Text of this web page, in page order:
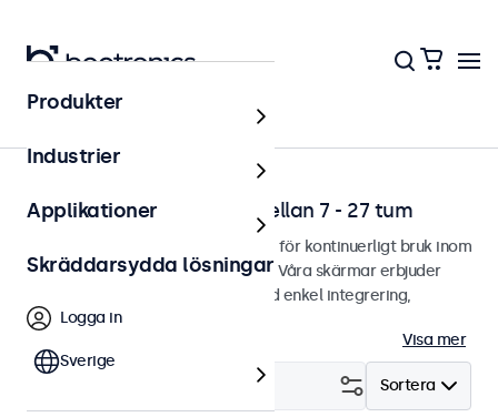
Hem
Professionella skärmar mellan 7 - 27 tum
Professionella skärmar designade för kontinuerligt bruk inom
utmanande användningsområden. Våra skärmar erbjuder
gott om monteringsalternativ med enkel integrering,
anpassat utefter alla miljöer.
Visa mer
Sortera
Produkter
Industrier
Applikationer
Skräddarsydda lösningar
Logga in
Sverige